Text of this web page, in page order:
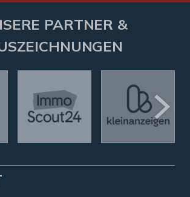
PARTNER &